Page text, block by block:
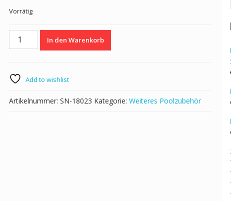
Vorrätig
Schutzhülle
In den Warenkorb
Add to wishlist
Artikelnummer: SN-18023 Kategorie: Weiteres Poolzubehör